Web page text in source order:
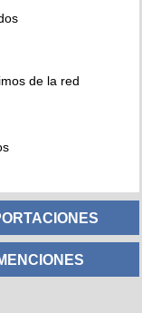
de la red